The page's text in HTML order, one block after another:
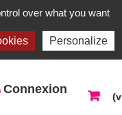
nous
Connexion
over what you want
Personalize